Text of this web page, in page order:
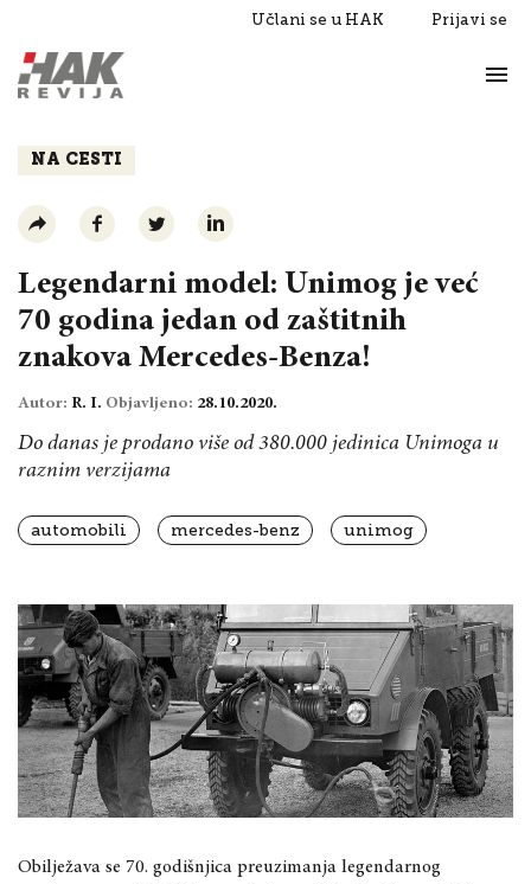
Učlani se u HAK Prijavi se
Razgovori
NA CESTI
Legendarni model: Unimog je već
70 godina jedan od zaštitnih
znakova Mercedes-Benza!
Autor: R. I. Objavljeno: 28.10.2020.
Do danas je prodano više od 380.000 jedinica Unimoga u
raznim verzijama
automobili mercedes-benz unimog
Obilježava se 70. godišnjica preuzimanja legendarnog